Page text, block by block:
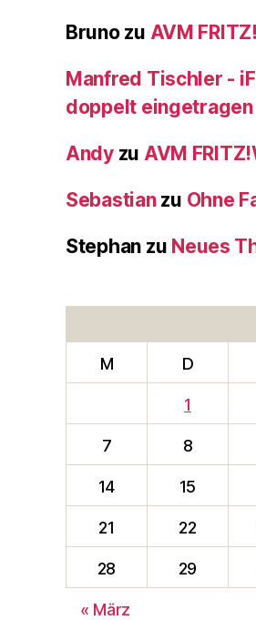
Brunozu AVM
Manfred Tischler -
doppelt eingetragen
Andyzu AVM
Sebastianzu Ohne
Stephan zu Neues
M D
1
7 8
14 15
21 22
28 29
« März